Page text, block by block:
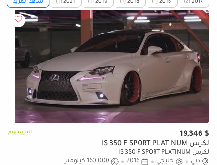
2017
(2)
2016
(1)
2018
(1)
2019
(1)
2021
(1) شاهد المزيد
$ 19,346 البريميوم
لكزس IS 350 F SPORT PLATINUM
لكزس IS 350 F SPORT PLATINUM
دبي
خليجي 2016
160,000 كيلومتر